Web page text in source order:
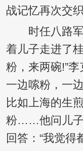
战记忆再次交织
时任八路军
着儿子走进了
粉，来两碗!”
一边嗦粉，一
比如上海的生
粉……他问儿子
回答：“我觉得